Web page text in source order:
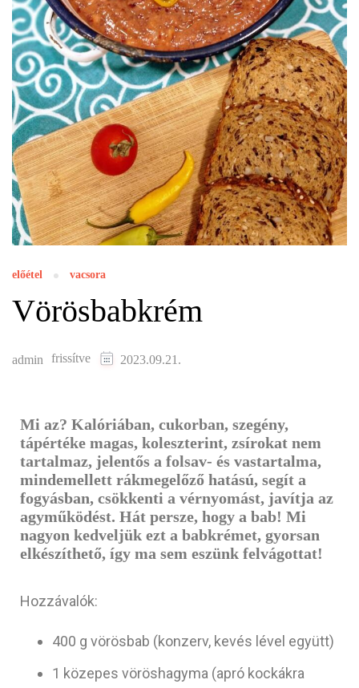
előétel vacsora
Vörösbabkrém
admin frissítve 2023.09.21.
Mi az? Kalóriában, cukorban, szegény,
tápértéke magas, koleszterint, zsírokat nem
tartalmaz, jelentős a folsav- és vastartalma,
mindemellett rákmegelőző hatású, segít a
fogyásban, csökkenti a vérnyomást, javítja az
agyműködést. Hát persze, hogy a bab! Mi
nagyon kedveljük ezt a babkrémet, gyorsan
elkészíthető, így ma sem eszünk felvágottat!
Hozzávalók:
400 g vörösbab (konzerv, kevés lével együtt)
1 közepes vöröshagyma (apró kockákra